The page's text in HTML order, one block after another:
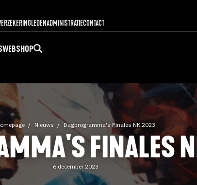
LEDENADMINISTRATIECONTACT
WEBSHOP
Nieuws Dagprogramma's Finales NK 2023
FINALES
6 december 2023